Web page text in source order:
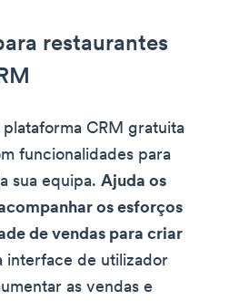
restaurantes
CRM gratuita
funcionalidades para
sua equipa. Ajuda os
os esforços
de vendas para criar
interface de utilizador
as vendas e